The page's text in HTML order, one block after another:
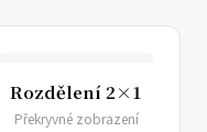
Rozdělení 2×1
Překryvné zobrazení